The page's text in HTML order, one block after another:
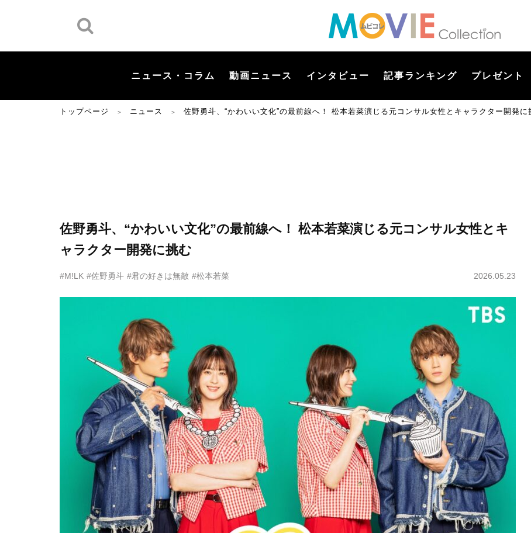
ニュース・コラム 動画ニュース インタビュー 記事ランキング プレゼント
トップページ ＞ ニュース ＞ 佐野勇斗、“かわいい文化”の最前線へ！ 松本若菜演じる元コンサル女性とキャラクター開発に
佐野勇斗、“かわいい文化”の最前線へ！ 松本若菜演じる元コンサル女性とキ
ャラクター開発に挑む
#M!LK #佐野勇斗 #君の好きは無敵 #松本若菜 2026.05.23